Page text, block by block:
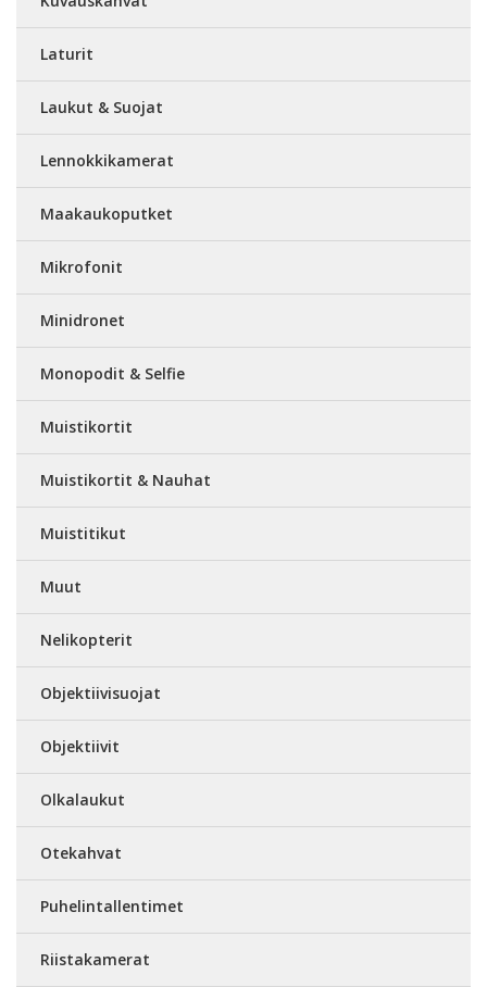
Laturit
Laukut & Suojat
Lennokkikamerat
Maakaukoputket
Mikrofonit
Minidronet
Monopodit & Selfie
Muistikortit
Muistikortit & Nauhat
Muistitikut
Muut
Nelikopterit
Objektiivisuojat
Objektiivit
Olkalaukut
Otekahvat
Puhelintallentimet
Riistakamerat